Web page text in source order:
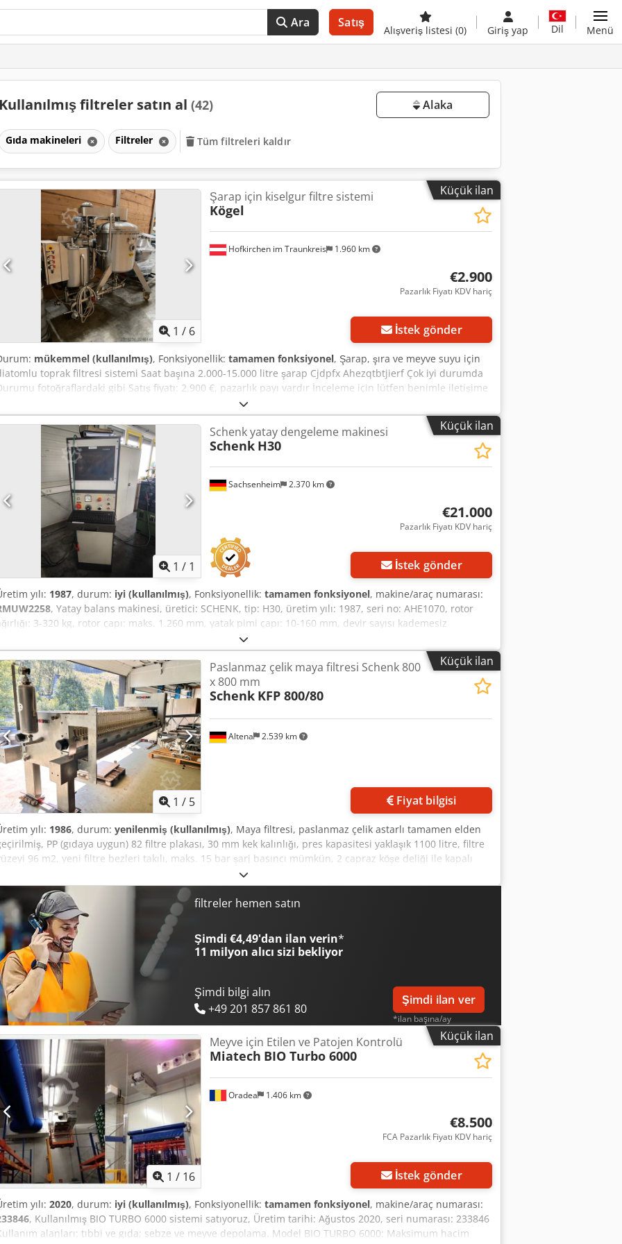
Ara Satış
Alışveriş listesi (0) Giriş yap Dil Menü
filtreler satın al (42) Alaka
Gıda makineleri Filtreler Tüm filtreleri kaldır
Küçük ilan
1 / 6
Hofkirchen im Traunkreis 1.960 km
Şarap için kiselgur filtre sistemi
Kögel
€2.900
Pazarlık Fiyatı KDV hariç
İstek gönder
mükemmel (kullanılmış), Fonksiyonellik: tamamen fonksiyonel, Şarap, şıra ve meyve suyu için
toprak filtresi sistemi Saat başına 2.000-15.000 litre şarap Cjdpfx Ahezqtbtjierf Çok iyi durumda
fotoğraflardaki gibi Satış fiyatı: 2.900 €, pazarlık payı vardır İnceleme için lütfen benimle iletişime
Küçük ilan
1 / 1
Sachsenheim 2.370 km
Schenk yatay dengeleme makinesi
Schenk H30
€21.000
Pazarlık Fiyatı KDV hariç
İstek gönder
yılı: 1987, durum: iyi (kullanılmış), Fonksiyonellik: tamamen fonksiyonel, makine/araç numarası:
, Yatay balans makinesi, üretici: SCHENK, tip: H30, üretim yılı: 1987, seri no: AHE1070, rotor
3-320 kg, rotor çapı: maks. 1.260 mm, yatak pimi çapı: 10-160 mm, devir sayısı kademesiz
kontrol ünitesi CAB 820, üretim yılı: 2021, seri no: RMUW2258 Cedpfxsy S Tyno Ahiorf
Küçük ilan
1 / 5
Altena 2.539 km
Paslanmaz çelik maya filtresi Schenk 800
x 800 mm
Schenk KFP 800/80
Fiyat bilgisi
yılı: 1986, durum: yenilenmiş (kullanılmış), Maya filtresi, paslanmaz çelik astarlı tamamen elden
PP (gıdaya uygun) 82 filtre plakası, 30 mm kek kalınlığı, pres kapasitesi yaklaşık 1100 litre, filtre
96 m2, yeni filtre bezleri takılı, maks. 15 bar şarj basıncı mümkün, 2 çapraz köşe deliği ile kapalı
paslanmaz çelikten otomatik plaka taşıma ve filtre bezi yıkama sistemi, yüksek basınç pompası 100
dolum için Manzini pistonlu pompa (paslanmaz çelik MC-100), yükseltme için taban çerçevesi
çelik), şalter dolabı Crodpfxon Dw Iqs Ahijffiltreler hemen satın
Şimdi €4,49'dan ilan verin*
11 milyon alıcı sizi bekliyor
Şimdi bilgi alın
+49 201 857 861 80
Şimdi ilan ver
*ilan başına/ay
Küçük ilan
1 / 16
Oradea 1.406 km
Meyve için Etilen ve Patojen Kontrolü
Miatech BIO Turbo 6000
€8.500
FCA Pazarlık Fiyatı KDV hariç
İstek gönder
yılı: 2020, durum: iyi (kullanılmış), Fonksiyonellik: tamamen fonksiyonel, makine/araç numarası:
, Kullanılmış BIO TURBO 6000 sistemi satıyoruz, Üretim tarihi: Ağustos 2020, seri numarası: 233846
alanları: tıbbi ve gıda; sebze ve meyve depolama. Model BIO TURBO 6000: Maksimum hacim